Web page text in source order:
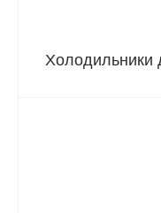
Холодильники